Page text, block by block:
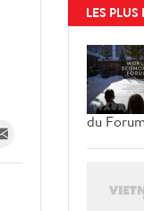
LES PLUS
du